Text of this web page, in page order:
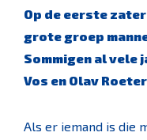
Op de eerste
grote groep
Sommigen al vele
Vos en Olav
Als er iemand is die